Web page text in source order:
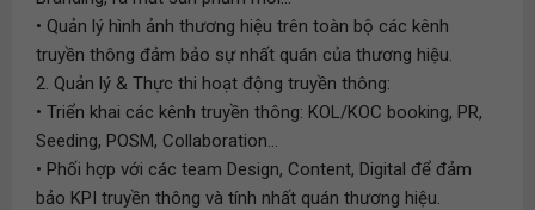
• Quản lý hình ảnh thương hiệu trên toàn bộ các kênh
truyền thông đảm bảo sự nhất quán của thương hiệu.
2. Quản lý & Thực thi hoạt động truyền thông:
• Triển khai các kênh truyền thông: KOL/KOC booking, PR,
Seeding, POSM, Collaboration...
• Phối hợp với các team Design, Content, Digital để đảm
bảo KPI truyền thông và tính nhất quán thương hiệu.